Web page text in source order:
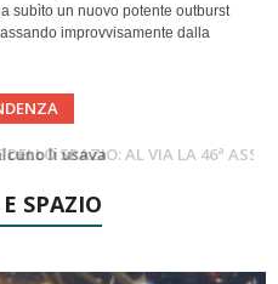
subìto un nuovo potente outburst
improvvisamente dalla
FIRENZE CAPITALE MONDIALE DELLO SPAZIO: AL VIA LA 46ª ASSEMBLEA SCIENTIFICA DEL COSPAR
di Agosto 2026
SPAZIO